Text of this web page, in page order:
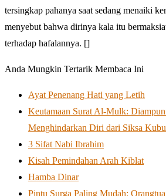
tersingkap pahanya saat sedang menaiki
menyebut bahwa dirinya kala itu
terhadap hafalannya. []
Anda Mungkin Tertarik Membaca Ini
Ayat Penenang Hati yang Letih
Keutamaan Surat Al-Mulk:
Menghindarkan Diri dari Siksa
3 Sifat Nabi Ibrahim
Kisah Pemindahan Arah Kiblat
Hamba Dinar
Pintu Surga Paling Mudah: